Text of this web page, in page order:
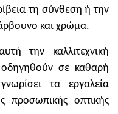
τη σύνθεση ή την
και χρώμα.
την καλλιτεχνική
οδηγηθούν σε καθαρή
τα εργαλεία
προσωπικής οπτικής